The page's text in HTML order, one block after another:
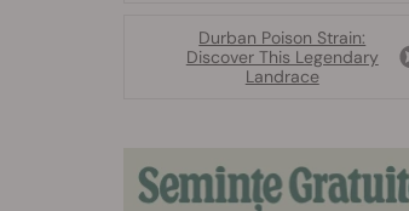
Durban Poison Strain:
Discover This Legendary
Landrace